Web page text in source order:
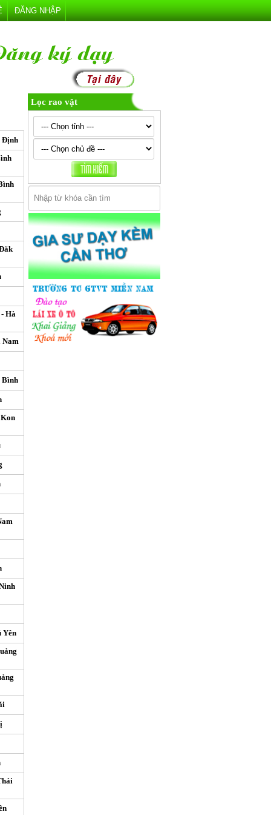
ĐĂNG NHẬP
Định
Hà
Nam
Bình
Yên
Lọc rao vặt